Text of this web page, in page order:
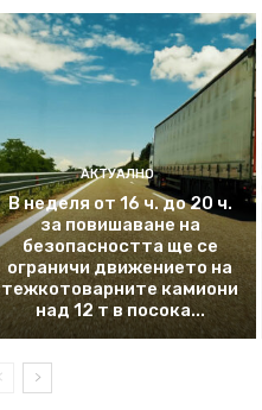
АКТУАЛНО
В неделя от 16 ч. до 20 ч.
за повишаване на
безопасността ще се
ограничи движението на
тежкотоварните камиони
над 12 т в посока...